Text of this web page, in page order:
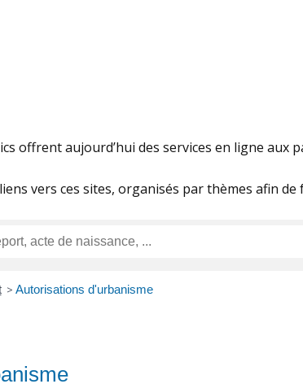
offrent aujourd’hui des services en ligne
vers ces sites, organisés par thèmes afin
> Autorisations d'urbanisme